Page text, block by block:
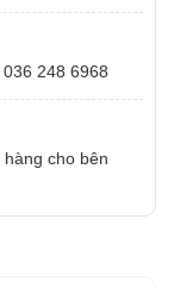
248 6968
cho bên